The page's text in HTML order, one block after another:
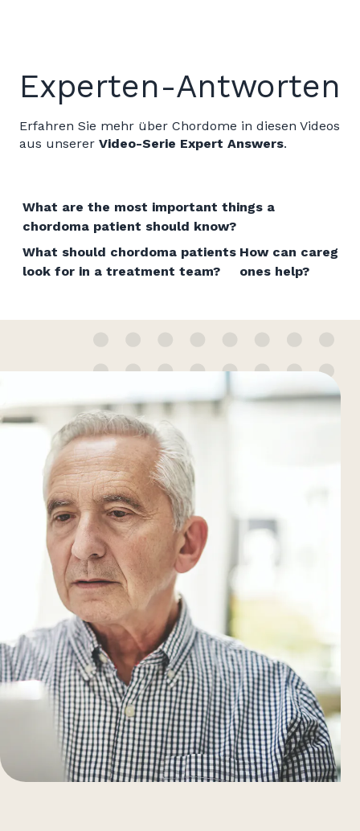
Experten-Antworten
Erfahren Sie mehr über Chordome in diesen Videos
aus unserer Video-Serie Expert Answers.
What are the most important things a
chordoma patient should know?
What should chordoma patients
look for in a treatment team?
How can
ones help?